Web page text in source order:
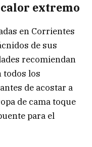
extremo
en Corrientes
de sus
recomiendan
todos los
de acostar a
de cama toque
para el